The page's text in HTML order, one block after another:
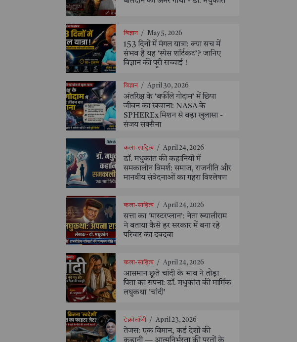
विज्ञान / May 5, 2026
153 दिनों में मंगल यात्रा: क्या सच में
संभव है यह ‘स्पेस शॉर्टकट’? जानिए
विज्ञान की पूरी सच्चाई !
विज्ञान / April 30, 2026
अंतरिक्ष के ‘बर्फीले गोदाम’ में छिपा
जीवन का खजाना: NASA के
SPHEREx मिशन से बड़ा खुलासा -
संजय सक्सैना
कला-साहित्य / April 24, 2026
डॉ. मधुकांत की कहानियों में
समकालीन विमर्श: समाज, राजनीति और
मानवीय संवेदनाओं का गहरा विश्लेषण
कला-साहित्य / April 24, 2026
सत्ता का 'मास्टरप्लान': नेता ख्यालीराम
ने बताया कैसे हर सरकार में बना रहे
परिवार का दबदबा
कला-साहित्य / April 24, 2026
आसमान छूते चांदी के भाव ने तोड़ा
पिता का सपना: डॉ. मधुकांत की मार्मिक
लघुकथा 'चांदी'
टेक्नोलॉजी / April 23, 2026
तेजस: एक विमान, कई देशों की